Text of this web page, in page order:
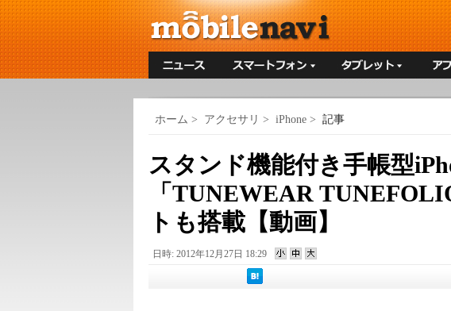
ホーム > アクセサリ > iPhone > 記事
スタンド機能付き手帳型
「TUNEWEAR
トも搭載【動画】
日時: 2012年12月27日 18:29